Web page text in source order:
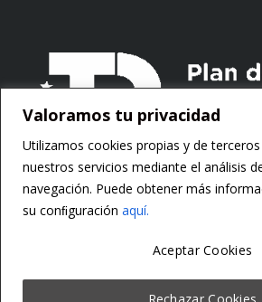
Valoramos tu privacidad
Utilizamos cookies propias y de
nuestros servicios mediante el análisis
navegación. Puede obtener más
su conﬁguración aquí.
Rechazar Cookies
Aceptar Cookies